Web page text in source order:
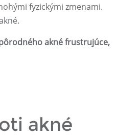
fyzickými zmenami.
akné frustrujúce,
akné